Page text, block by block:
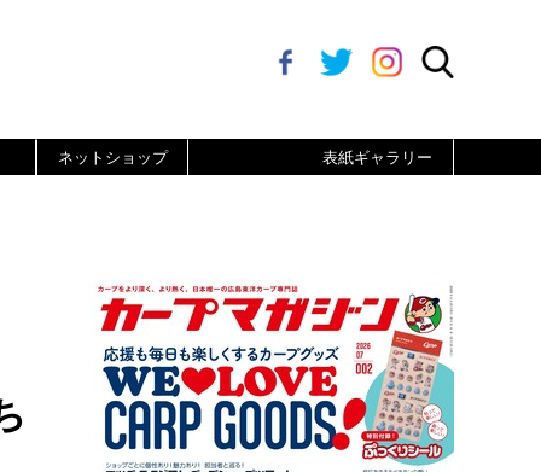
ネットショップ 表紙ギャラリー